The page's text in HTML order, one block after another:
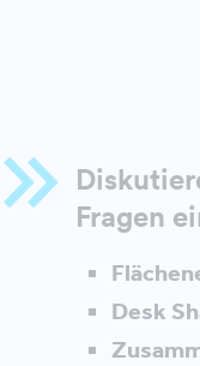
Fragen
Desk